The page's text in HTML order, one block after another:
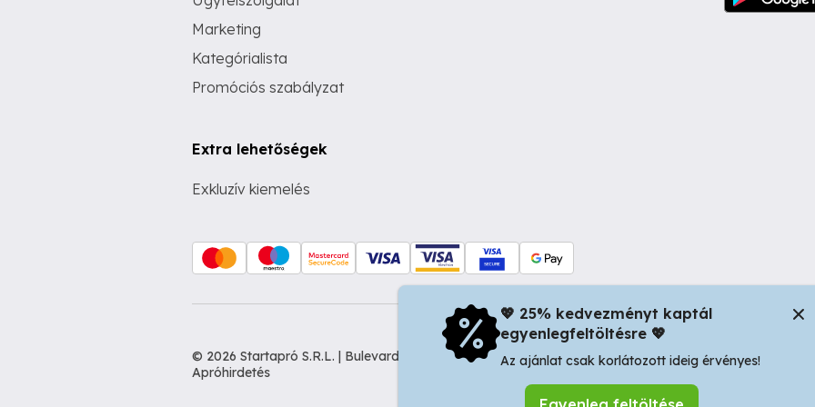
Marketing
Kategórialista
Promóciós szabályzat
Extra lehetőségek
Exkluzív kiemelés
© 2026 Startapró S.R.L. | Bulevardul Dacia nr 34, Oradea 410346, Romania | Tax ID: RO44483373 -
Apróhirdetés
💖 25% kedvezményt kaptál
egyenlegfeltöltésre 💖
Az ajánlat csak korlátozott ideig érvényes!